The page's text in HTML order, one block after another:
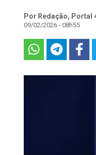
Por Redação, Portal
09/02/2026 - 08h55